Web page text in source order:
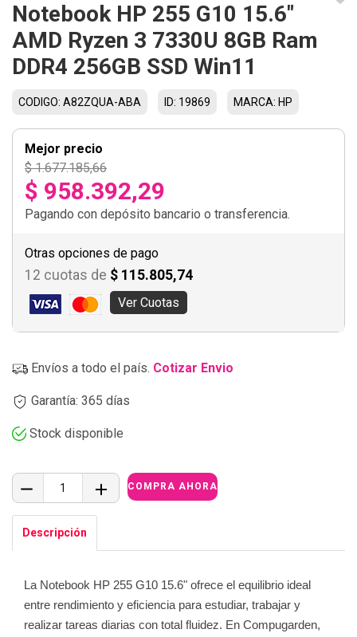
Notebook HP 255 G10 15.6"
AMD Ryzen 3 7330U 8GB Ram
DDR4 256GB SSD Win11
CODIGO: A82ZQUA-ABA ID: 19869 MARCA: HP
Mejor precio
$ 1.677.185,66
$ 958.392,29
Pagando con depósito bancario o transferencia.
Otras opciones de pago
12 cuotas de $ 115.805,74
Ver Cuotas
Envíos a todo el país. Cotizar Envio
Garantía: 365 días
Stock disponible
Descripción
La Notebook HP 255 G10 15.6" ofrece el equilibrio ideal
entre rendimiento y eficiencia para estudiar, trabajar y
realizar tareas diarias con total fluidez. En Compugarden,